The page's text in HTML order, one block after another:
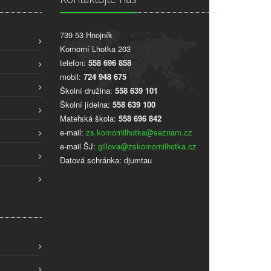
739 53 Hnojník
Komorní Lhotka 203
telefon: 558 696 858
mobil: 724 948 675
Školní družina: 558 639 101
Školní jídelna: 558 639 100
Mateřská škola: 558 696 842
e-mail: zs.komornilhotka@seznam.cz
e-mail ŠJ: gillova@zskomornilhotka.cz
Datová schránka: djumtau